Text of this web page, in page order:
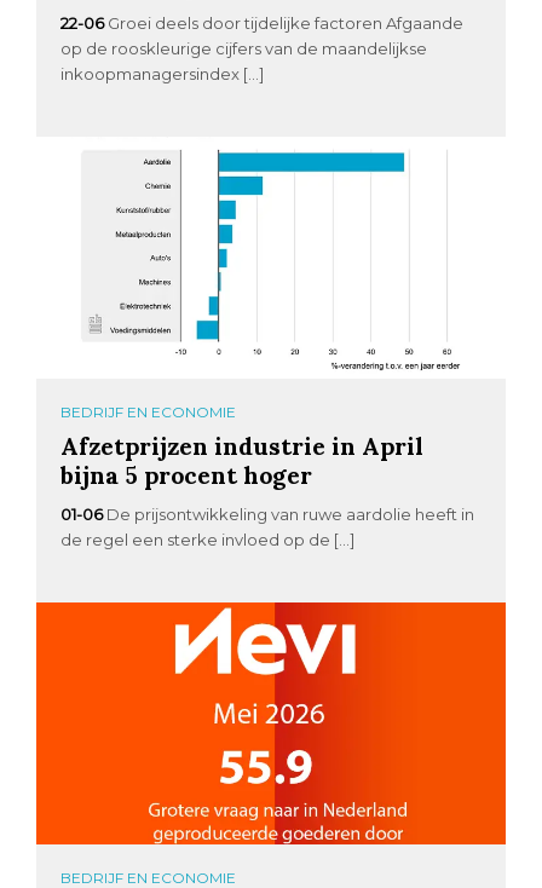
22-06 Groei deels door tijdelijke factoren Afgaande
op de rooskleurige cijfers van de maandelijkse
inkoopmanagersindex […]
BEDRIJF EN ECONOMIE
Afzetprijzen industrie in April
bijna 5 procent hoger
01-06 De prijsontwikkeling van ruwe aardolie heeft in
de regel een sterke invloed op de […]
BEDRIJF EN ECONOMIE